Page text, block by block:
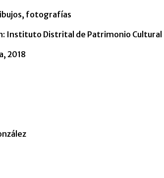
fotografías
Instituto Distrital de Patrimonio Cultural
2018